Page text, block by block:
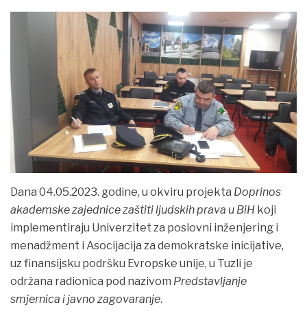
VIJESTI
Dana 04.05.2023. godine, u okviru projekta Doprinos
akademske zajednice zaštiti ljudskih prava u BiH koji
implementiraju Univerzitet za poslovni inženjering i
menadžment i Asocijacija za demokratske inicijative,
uz finansijsku podršku Evropske unije, u Tuzli je
održana radionica pod nazivom Predstavljanje
smjernica i javno zagovaranje.